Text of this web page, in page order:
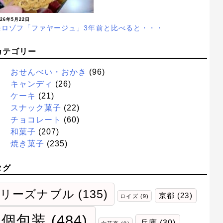
年5月22日
ゾフ「ファヤージュ」3年前と比べると・・・
テゴリー
おせんべい・おかき (96)
キャンディ (26)
ケーキ (21)
スナック菓子 (22)
チョコレート
(60)
和菓子 (207)
焼き菓子 (235)
グ
リーズナブル (135) ロイズ (9) 京都 (23)